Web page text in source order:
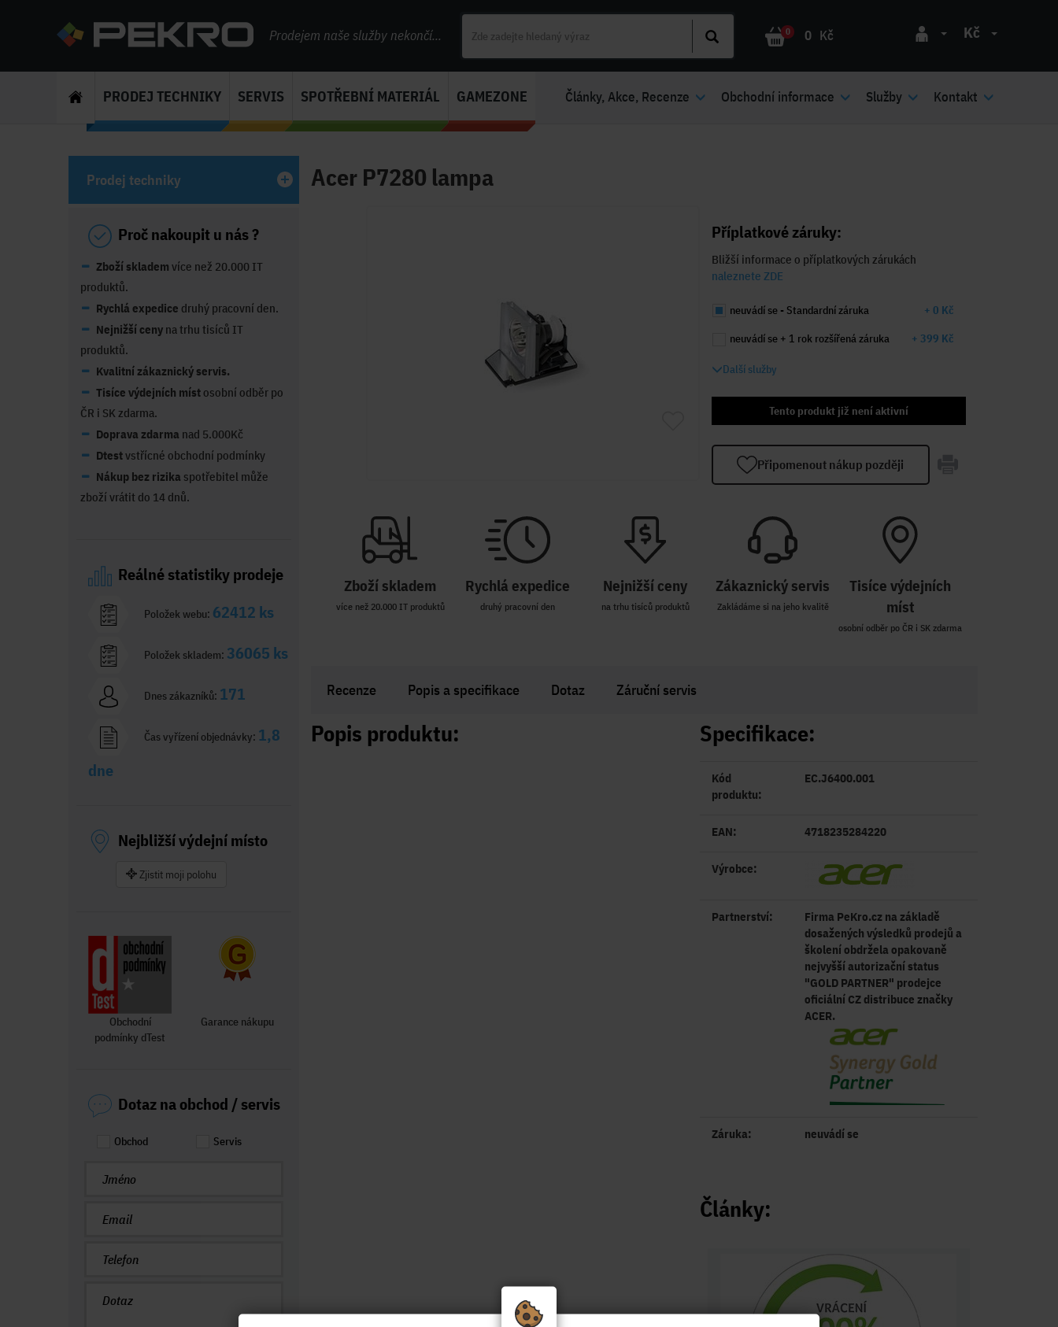
Prodejem naše služby nekončí... 0 0 Kč Kč
PRODEJ TECHNIKY SERVIS SPOTŘEBNÍ MATERIÁL GAMEZONE Články, Akce, Recenze Obchodní informace Služby Kontakt
Acer P7280 lampa
Příplatkové záruky:
Bližší informace o příplatkových zárukách
naleznete ZDE
neuvádí se - Standardní záruka + 0 Kč
neuvádí se + 1 rok rozšířená záruka + 399 Kč
Další služby
Tento produkt již není aktivní
Připomenout nákup později
Zboží skladem
více než 20.000 IT produktů
Rychlá expedice
druhý pracovní den
Nejnižší ceny
na trhu tisíců produktů
Zákaznický servis
Zakládáme si na jeho kvalitě
Tisíce výdejních
míst
osobní odběr po ČR i SK zdarma
Recenze Popis a specifikace Dotaz Záruční servis
Popis produktu: Specifikace:
Kód
produktu:
EC.J6400.001
EAN: 4718235284220
Výrobce:
Partnerství:
Firma PeKro.cz na základě
dosažených výsledků prodejů a
školení obdržela opakovaně
nejvyšší autorizační status
"GOLD PARTNER" prodejce
oficiální CZ distribuce značky
ACER.
Záruka: neuvádí se
Články:
Prodej techniky
Proč nakoupit u nás ?
Zboží skladem více než 20.000 IT
produktů.
Rychlá expedice druhý pracovní den.
Nejnižší ceny na trhu tisíců IT
produktů.
Kvalitní zákaznický servis.
Tisíce výdejních míst osobní odběr po
ČR i SK zdarma.
Doprava zdarma nad 5.000Kč
Dtestvstřícné obchodní podmínky
Nákup bez rizika spotřebitel může
zboží vrátit do 14 dnů.
Reálné statistiky prodeje
Položek webu: 62412 ks
Položek skladem: 36065 ks
Dnes zákazníků: 171
Čas vyřízení objednávky: 1,8
dne
Nejbližší výdejní místo
Zjistit moji polohu
Obchodní
podmínky dTest
Garance nákupu
Dotaz na obchod / servis
Obchod Servis